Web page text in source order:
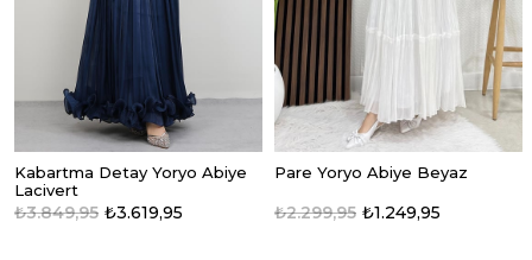
Kabartma Detay Yoryo Abiye
Lacivert
₺3.619,95
₺3.849,95
Pare Yoryo Abiye Beyaz
₺1.249,95
₺2.299,95